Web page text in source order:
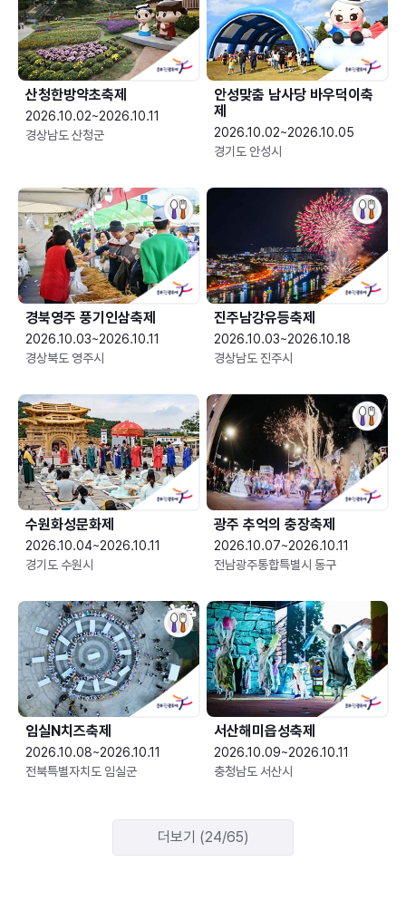
산청한방약초축제
2026.10.02~2026.10.11
경상남도 산청군
안성맞춤 남사당 바우덕이축
제
2026.10.02~2026.10.05
경기도 안성시
경북영주 풍기인삼축제
2026.10.03~2026.10.11
경상북도 영주시
진주남강유등축제
2026.10.03~2026.10.18
경상남도 진주시
수원화성문화제
2026.10.04~2026.10.11
경기도 수원시
광주 추억의 충장축제
2026.10.07~2026.10.11
전남광주통합특별시 동구
임실N치즈축제
2026.10.08~2026.10.11
전북특별자치도 임실군
서산해미읍성축제
2026.10.09~2026.10.11
충청남도 서산시
더보기 (24/65)